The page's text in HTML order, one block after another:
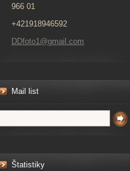
966 01
+421918946592
DDfoto1@gmail.com
Mail list
Štatistiky